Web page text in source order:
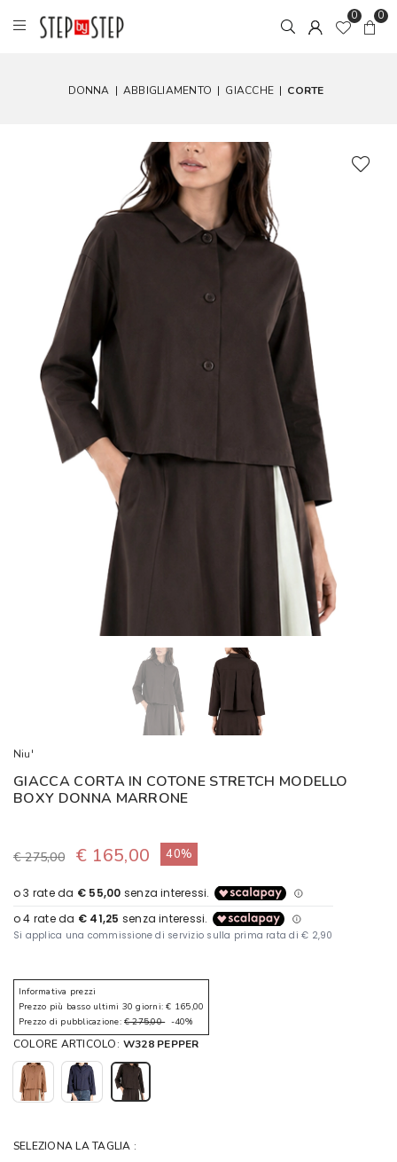
0 0
DONNA | ABBIGLIAMENTO | GIACCHE | CORTE
Niu'
GIACCA CORTA IN COTONE STRETCH MODELLO
BOXY DONNA MARRONE
€ 275,00 € 165,00 40%
Informativa prezzi
Prezzo più basso ultimi 30 giorni: € 165,00
Prezzo di pubblicazione: € 275,00-40%
COLORE ARTICOLO: W328 PEPPER
SELEZIONA LA TAGLIA :